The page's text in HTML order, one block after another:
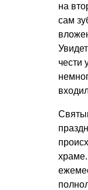
на
сам
чести